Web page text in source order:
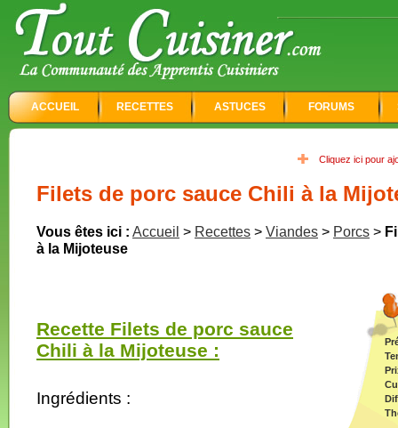
ACCUEIL RECETTES ASTUCES FORUMS
Cliquez ici pour
Filets de porc sauce Chili à la
Vous êtes ici : Accueil > Recettes > Viandes > Porcs >
à la Mijoteuse
Recette Filets de porc sauce
Chili à la Mijoteuse :
Ingrédients :